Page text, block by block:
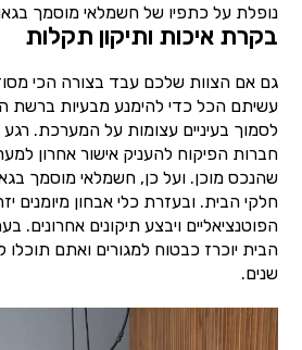
נופלת על כתפיו של חשמלאי מוסמך
בקרת איכות ותיקון תקלות
גם אם הצוות שלכם עבד בצורה הכי
עשיתם הכל כדי להימנע מבעיות ברשת
לסמוך בעיניים עצומות על המערכת. רגע
חברות הפיקוח להעניק אישור אחרון
שהנכס מוכן. ועל כן, חשמלאי מוסמך
חלקי הבית. ובעזרת כלי אבחון מיומנים
הפוטנציאליים ויבצע תיקונים אחרונים.
הבית יוכרז כבטוח למגורים ואתם
שנים.